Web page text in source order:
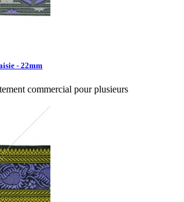
- 22mm
commercial pour plusieurs